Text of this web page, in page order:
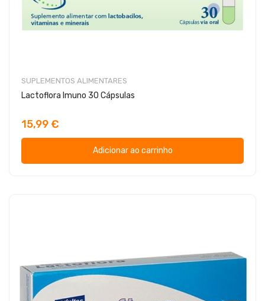
SUPLEMENTOS ALIMENTARES
Lactoflora Imuno 30 Cápsulas
15,99 €
Adicionar ao carrinho